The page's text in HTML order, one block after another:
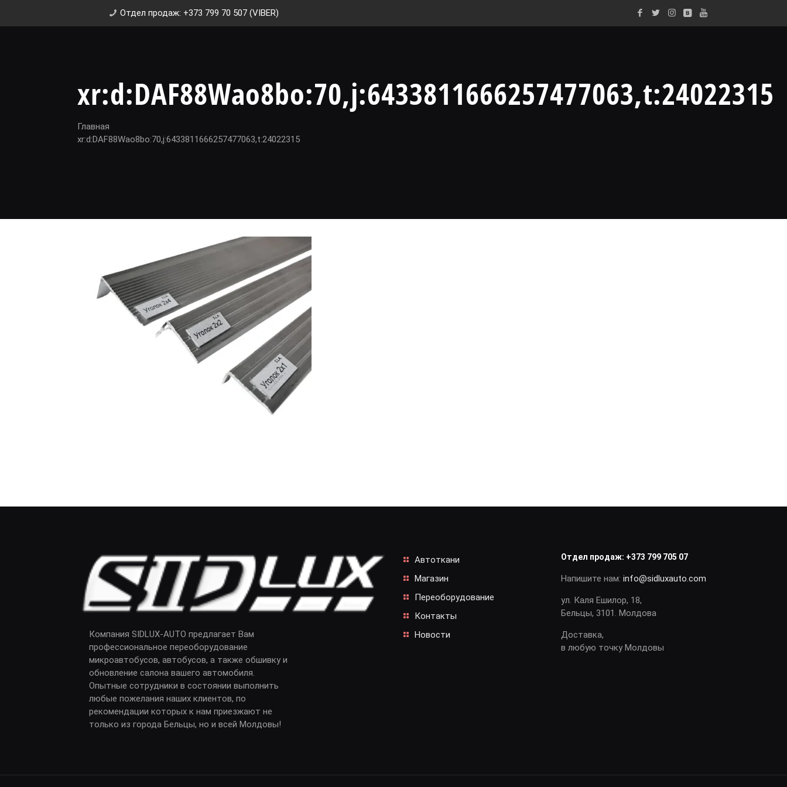
Отдел продаж: +373 799 70 507 (VIBER)
xr:d:DAF88Wao8bo:70,j:6433811666257477063,t:24022315
Главная
xr:d:DAF88Wao8bo:70,j:6433811666257477063,t:24022315
Компания SIDLUX-AUTO предлагает Вам
профессиональное переоборудование
микроавтобусов, автобусов, а также обшивку и
обновление салона вашего автомобиля.
Опытные сотрудники в состоянии выполнить
любые пожелания наших клиентов, по
рекомендации которых к нам приезжают не
только из города Бельцы, но и всей Молдовы!
Автоткани
Магазин
Переоборудование
Контакты
Новости
Отдел продаж: +373 799 705 07
Напишите нам:info@sidluxauto.com
ул. Каля Ешилор, 18,
Бельцы, 3101. Молдова
Доставка,
в любую точку Молдовы